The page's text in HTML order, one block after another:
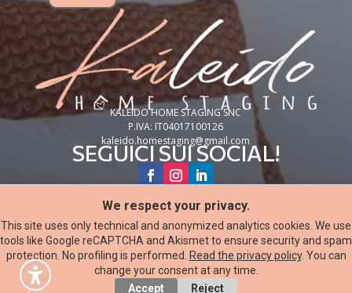
KALEIDO HOME STAGING SNC
P.IVA: IT04017100126
kaleido.homestaging@gmail.com
SEGUICI SUI SOCIAL!
© 2025 KALEIDO HOME STAGING SNC
COOKIE POLICY
PRIVACY POLICY
Sito web creato daKeyart S.a.s.| tutti i diritti riservati.
We respect your privacy.
This site uses only technical and anonymized analytics cookies. We use
tools like Google reCAPTCHA and Akismet to ensure security and spam
protection. No profiling is performed.
Read the privacy policy. You can
change your consent at any time.
Accept
Reject